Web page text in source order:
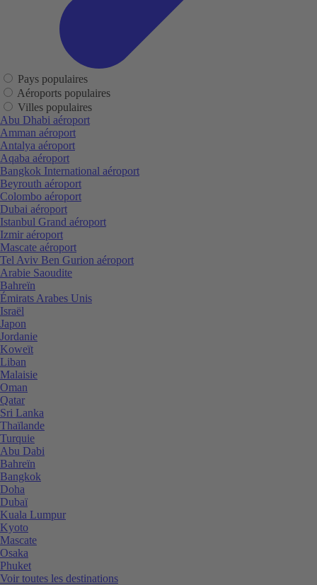
Pays populaires
Aéroports populaires
Villes populaires
Abu Dhabi aéroport
Amman aéroport
Antalya aéroport
Aqaba aéroport
Bangkok International aéroport
Beyrouth aéroport
Colombo aéroport
Dubai aéroport
Istanbul Grand aéroport
Izmir aéroport
Mascate aéroport
Tel Aviv Ben Gurion aéroport
Arabie Saoudite
Bahreïn
Émirats Arabes Unis
Israël
Japon
Jordanie
Koweït
Liban
Malaisie
Oman
Qatar
Sri Lanka
Thaïlande
Turquie
Abu Dabi
Bahreïn
Bangkok
Doha
Dubaï
Kuala Lumpur
Kyoto
Mascate
Osaka
Phuket
Voir toutes les destinations